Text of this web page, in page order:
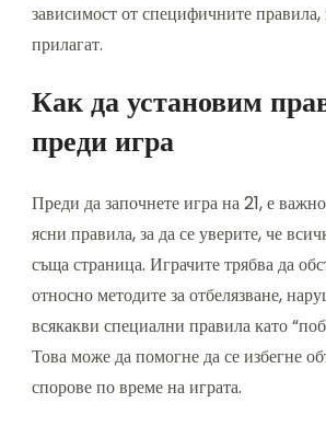
зависимост от специфичните правила,
прилагат.
Как да установим
преди игра
Преди да започнете игра на 21, е
ясни правила, за да се уверите, че
съща страница. Играчите трябва да
относно методите за отбелязване,
всякакви специални правила като
Това може да помогне да се избегне
спорове по време на играта.